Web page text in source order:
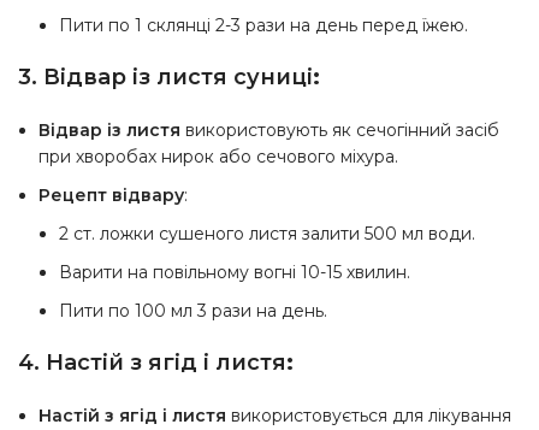
Пити по 1 склянці 2-3 рази на день перед їжею.
3. Відвар із листя суниці:
Відвар із листя використовують як сечогінний засіб
при хворобах нирок або сечового міхура.
Рецепт відвару:
2 ст. ложки сушеного листя залити 500 мл води.
Варити на повільному вогні 10-15 хвилин.
Пити по 100 мл 3 рази на день.
4. Настій з ягід і листя:
Настій з ягід і листя використовується для лікування